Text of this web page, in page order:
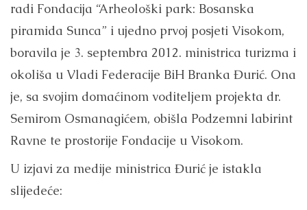
radi Fondacija “Arheološki park: Bosanska
piramida Sunca” i ujedno prvoj posjeti Visokom,
boravila je 3. septembra 2012. ministrica turizma i
okoliša u Vladi Federacije BiH Branka Đurić. Ona
je, sa svojim domaćinom voditeljem projekta dr.
Semirom Osmanagićem, obišla Podzemni labirint
Ravne te prostorije Fondacije u Visokom.
U izjavi za medije ministrica Đurić je istakla
slijedeće: